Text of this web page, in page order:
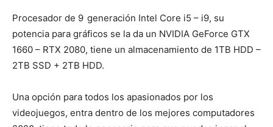
Procesador de 9 generación Intel Core i5 – i9, su
potencia para gráficos se la da un NVIDIA GeForce GTX
1660 – RTX 2080, tiene un almacenamiento de 1TB HDD –
2TB SSD + 2TB HDD.
Una opción para todos los apasionados por los
videojuegos, entra dentro de los mejores computadores